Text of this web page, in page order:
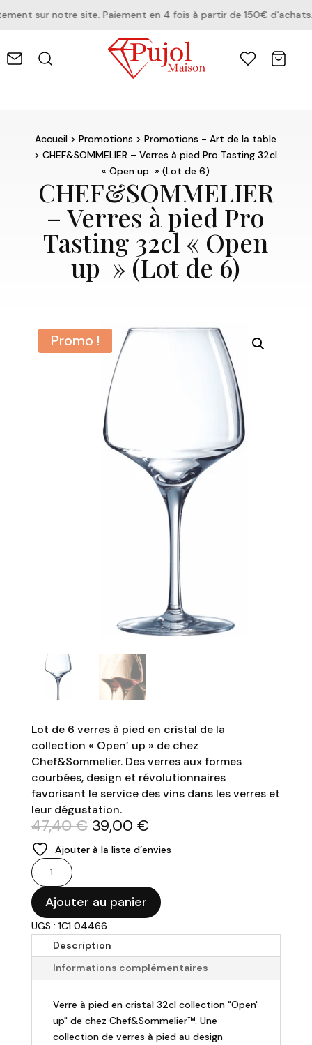
sur notre site. Paiement en 4 fois à partir de 150€ d'achats.
Accueil >Promotions >Promotions - Art de la table
> CHEF&SOMMELIER – Verres à pied Pro Tasting 32cl
« Open up » (Lot de 6)
CHEF&SOMMELIER
– Verres à pied Pro
Tasting 32cl « Open
up » (Lot de 6)
Promo !
Lot de 6 verres à pied en cristal de la
collection « Open’ up » de chez
Chef&Sommelier. Des verres aux formes
courbées, design et révolutionnaires
favorisant le service des vins dans les verres et
leur dégustation.
47,40€ Le
prix
initial
47,40 €.
39,00 €Le
prix
actuel
39,00 €.
Ajouter à la liste d’envies
quantité
de
CHEF&SOMMELIER
-
Verres
pied
Pro
"Open
Ajouter au panier
UGS : 1C1 04466
Description
Informations complémentaires
Verre à pied en cristal 32cl collection "Open'
up" de chez Chef&Sommelier™. Une
collection de verres à pied au design